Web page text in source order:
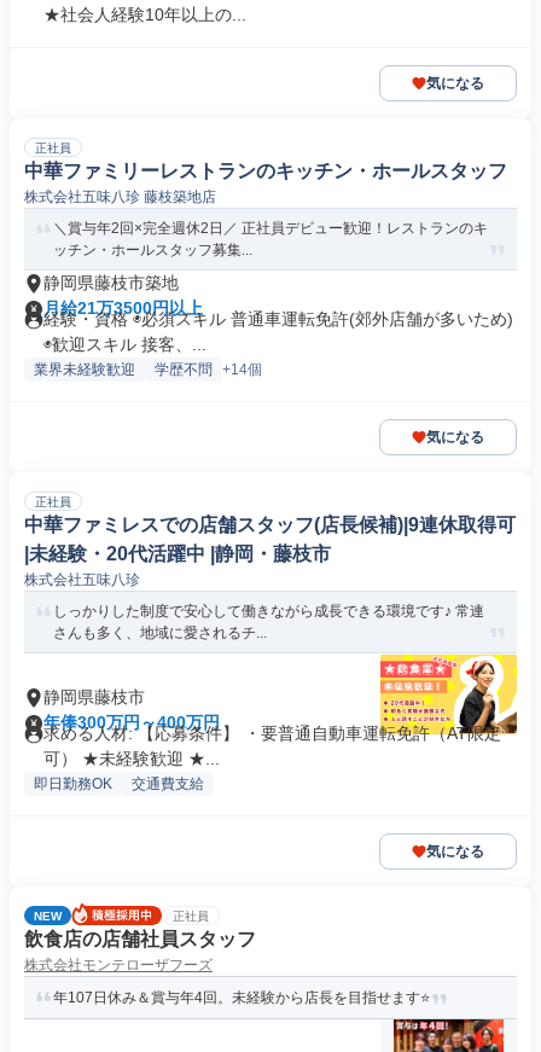
★社会人経験10年以上の...
気になる
正社員
中華ファミリーレストランのキッチン・ホールスタッフ
株式会社五味八珍 藤枝築地店
＼賞与年2回×完全週休2日／ 正社員デビュー歓迎！レストランのキ
ッチン・ホールスタッフ募集...
静岡県藤枝市築地
月給21万3500円以上
経験・資格 ◉必須スキル 普通車運転免許(郊外店舗が多いため)
◉歓迎スキル 接客、...
業界未経験歓迎 学歴不問 +14個
気になる
正社員
中華ファミレスでの店舗スタッフ(店長候補)|9連休取得可
|未経験・20代活躍中 |静岡・藤枝市
株式会社五味八珍
しっかりした制度で安心して働きながら成長できる環境です♪ 常連
さんも多く、地域に愛されるチ...
静岡県藤枝市
年俸300万円～400万円
求める人材: 【応募条件】 ・要普通自動車運転免許（AT限定
可） ★未経験歓迎 ★...
即日勤務OK 交通費支給
気になる
NEW 正社員
飲食店の店舗社員スタッフ
株式会社モンテローザフーズ
年107日休み＆賞与年4回。未経験から店長を目指せます⭐️